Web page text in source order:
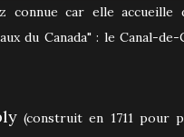
connue car elle accueille
du Canada" : le Canal-de-
(construit en 1711 pour